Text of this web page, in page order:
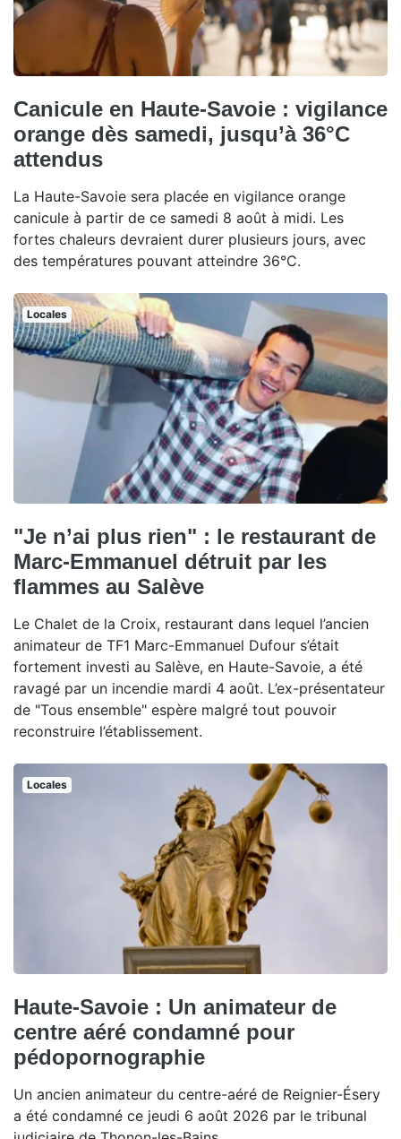
Canicule en Haute-Savoie : vigilance
orange dès samedi, jusqu’à 36°C
attendus
La Haute-Savoie sera placée en vigilance orange
canicule à partir de ce samedi 8 août à midi. Les
fortes chaleurs devraient durer plusieurs jours, avec
des températures pouvant atteindre 36°C.
Locales
"Je n’ai plus rien" : le restaurant de
Marc-Emmanuel détruit par les
flammes au Salève
Le Chalet de la Croix, restaurant dans lequel l’ancien
animateur de TF1 Marc-Emmanuel Dufour s’était
fortement investi au Salève, en Haute-Savoie, a été
ravagé par un incendie mardi 4 août. L’ex-présentateur
de "Tous ensemble" espère malgré tout pouvoir
reconstruire l’établissement.
Locales
Haute-Savoie : Un animateur de
centre aéré condamné pour
pédopornographie
Un ancien animateur du centre-aéré de Reignier-Ésery
a été condamné ce jeudi 6 août 2026 par le tribunal